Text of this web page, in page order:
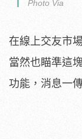
Photo Via
在線上交友市
當然也瞄準這
功能，消息一